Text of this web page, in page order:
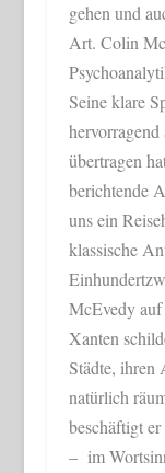
gehen und
Art. Colin
Seine klare
übertragen
berichtende
uns ein
klassische
McEvedy
Xanten
Städte, ihren
natürlich
beschäftigt
– im